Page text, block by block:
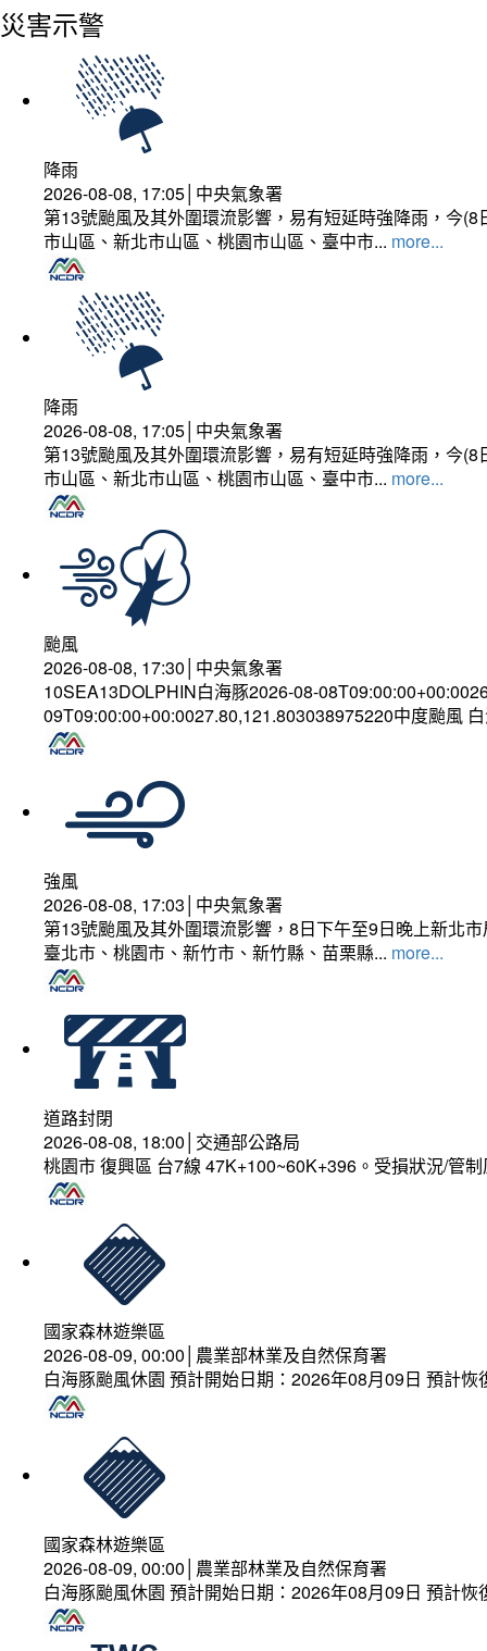
災害示警
降雨
2026-08-08, 17:05│中央氣象署
第13號颱風及其外圍環流影響，易有短延時強降雨，今
市山區、新北市山區、桃園市山區、臺中市... more...
降雨
2026-08-08, 17:05│中央氣象署
第13號颱風及其外圍環流影響，易有短延時強降雨，今
市山區、新北市山區、桃園市山區、臺中市... more...
颱風
2026-08-08, 17:30│中央氣象署
10SEA13DOLPHIN白海豚2026-08-
09T09:00:00+00:0027.80,121.803038975220中度颱風
強風
2026-08-08, 17:03│中央氣象署
第13號颱風及其外圍環流影響，8日下午至9日晚上新北
臺北市、桃園市、新竹市、新竹縣、苗栗縣... more...
道路封閉
2026-08-08, 18:00│交通部公路局
桃園市 復興區 台7線 47K+100~60K+396。受損狀況/管
國家森林遊樂區
2026-08-09, 00:00│農業部林業及自然保育署
白海豚颱風休園 預計開始日期：2026年08月09日 預計
國家森林遊樂區
2026-08-09, 00:00│農業部林業及自然保育署
白海豚颱風休園 預計開始日期：2026年08月09日 預計